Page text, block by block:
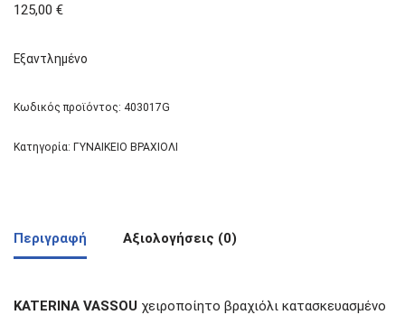
125,00 €
Εξαντλημένο
Κωδικός προϊόντος: 403017G
Κατηγορία: ΓΥΝΑΙΚΕΙΟ ΒΡΑΧΙΟΛΙ
Περιγραφή Αξιολογήσεις (0)
KATERINA VASSOU χειροποίητο βραχιόλι κατασκευασμένο